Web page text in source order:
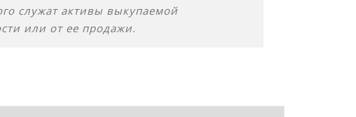
служат активы выкупаемой
или от ее продажи.